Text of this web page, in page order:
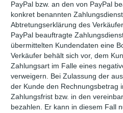
PayPal bzw. an den von PayPal
konkret benannten
Abtretungserklärung des
PayPal beauftragte
übermittelten Kundendaten eine
Verkäufer behält sich vor, dem
Zahlungsart im Falle eines
verweigern. Bei Zulassung der
der Kunde den Rechnungsbetrag
Zahlungsfrist bzw. in den
bezahlen. Er kann in diesem Fall